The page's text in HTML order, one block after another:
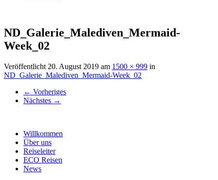
ND_Galerie_Malediven_Mermaid-
Week_02
Veröffentlicht 20. August 2019 am 1500 × 999 in
ND_Galerie_Malediven_Mermaid-Week_02
← Vorheriges
Nächstes →
Willkommen
Über uns
Reiseleiter
ECO Reisen
News